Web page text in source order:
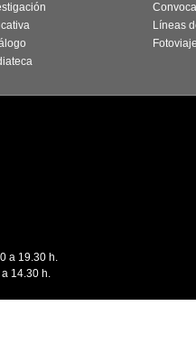
Líneas
a 19.30 h.
14.30 h.